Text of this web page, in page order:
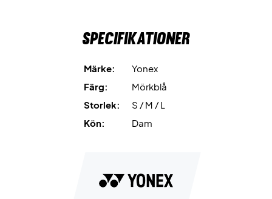
Specifikationer
Märke:
Yonex
Färg:
Mörkblå
Storlek:
S / M / L
Kön:
Dam